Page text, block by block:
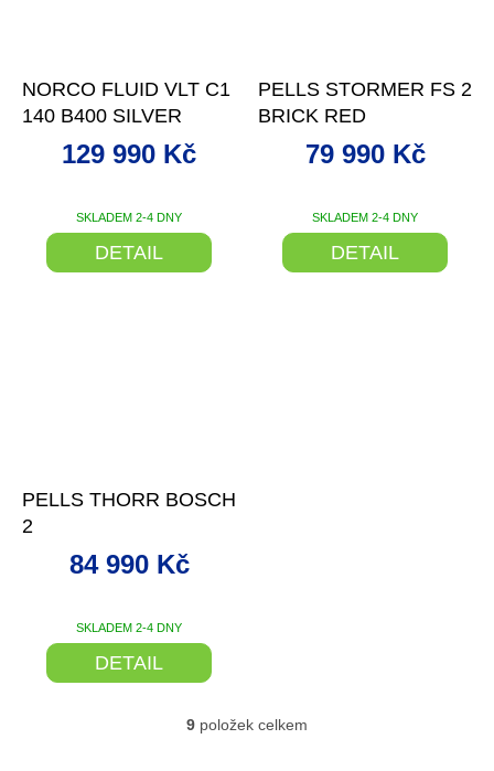
NORCO FLUID VLT C1
140 B400 SILVER
SKLADEM 2-4 DNY
129 990 Kč
DETAIL
PELLS STORMER FS 2
BRICK RED
SKLADEM 2-4 DNY
79 990 Kč
DETAIL
PELLS THORR BOSCH
2
SKLADEM 2-4 DNY
84 990 Kč
DETAIL
O
9 položek celkem